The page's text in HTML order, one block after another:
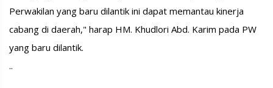
Perwakilan yang baru dilantik ini dapat memantau kinerja
cabang di daerah," harap HM. Khudlori Abd. Karim pada PW
yang baru dilantik.
..